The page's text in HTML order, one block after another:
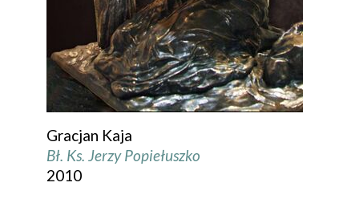
Gracjan Kaja
Bł. Ks. Jerzy Popiełuszko
2010